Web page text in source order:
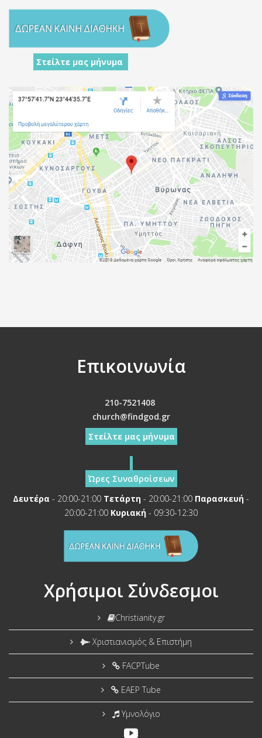
Στείλτε μας μήνυμα
Επικοινωνία
210-7521408
church@findgod.gr
Στείλτε μας μήνυμα
Ώρες Συναθροίσεων
Δευτέρα - 20:00-21:00 Τετάρτη - 20:00-21:00 Παρασκευή -
20:00-21:00 Κυριακή - 09:30-12:30
Χρήσιμοι Σύνδεσμοι
Christianity.gr
Χριστιανισμός & Επιστήμη
FACPTube
EAEP Tube
Υμνολόγιο